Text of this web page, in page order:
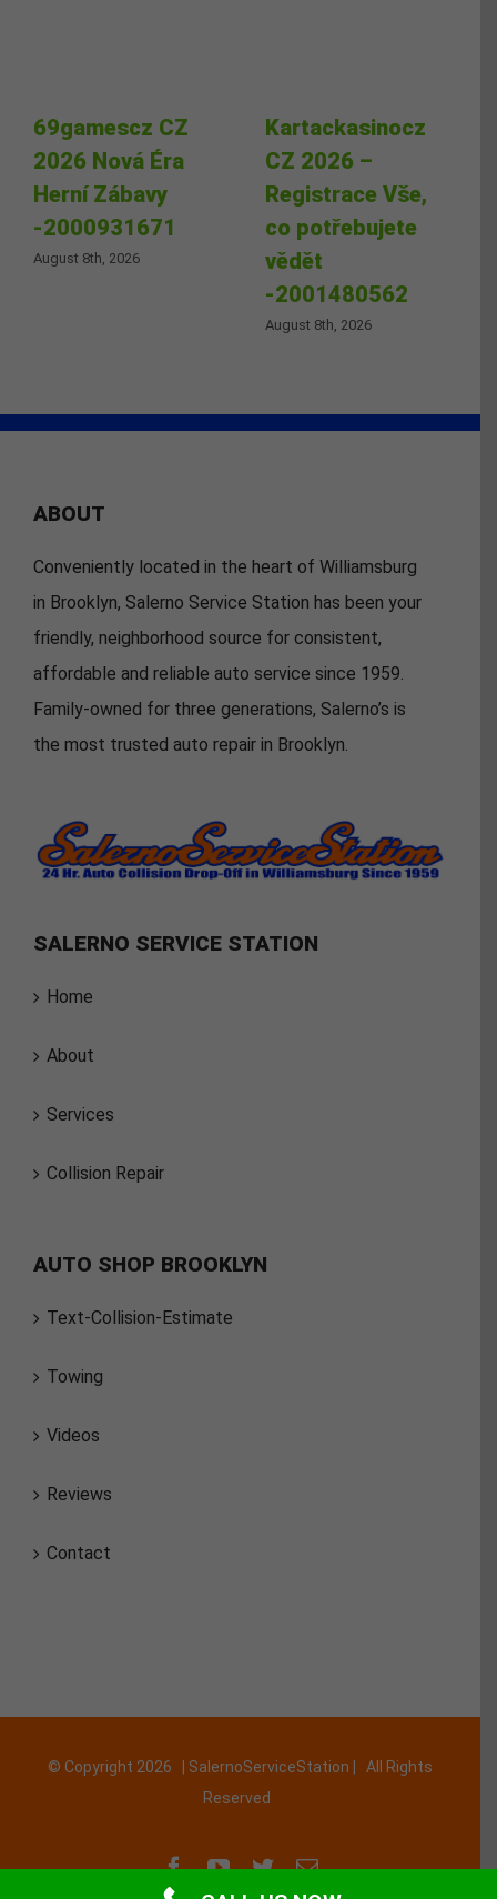
69gamescz CZ
2026 Nová Éra
Herní Zábavy
-2000931671
August 8th, 2026
Kartackasinocz
CZ 2026 –
Registrace Vše,
co potřebujete
vědět
-2001480562
August 8th, 2026
ABOUT
Conveniently located in the heart of Williamsburg
in Brooklyn, Salerno Service Station has been your
friendly, neighborhood source for consistent,
affordable and reliable auto service since 1959.
Family-owned for three generations, Salerno’s is
the most trusted auto repair in Brooklyn.
SALERNO SERVICE STATION
Home
About
Services
Collision Repair
AUTO SHOP BROOKLYN
Text-Collision-Estimate
Towing
Videos
Reviews
Contact
© Copyright 2026 | SalernoServiceStation | All Rights
Reserved
FacebookYouTube
TwitterEmail